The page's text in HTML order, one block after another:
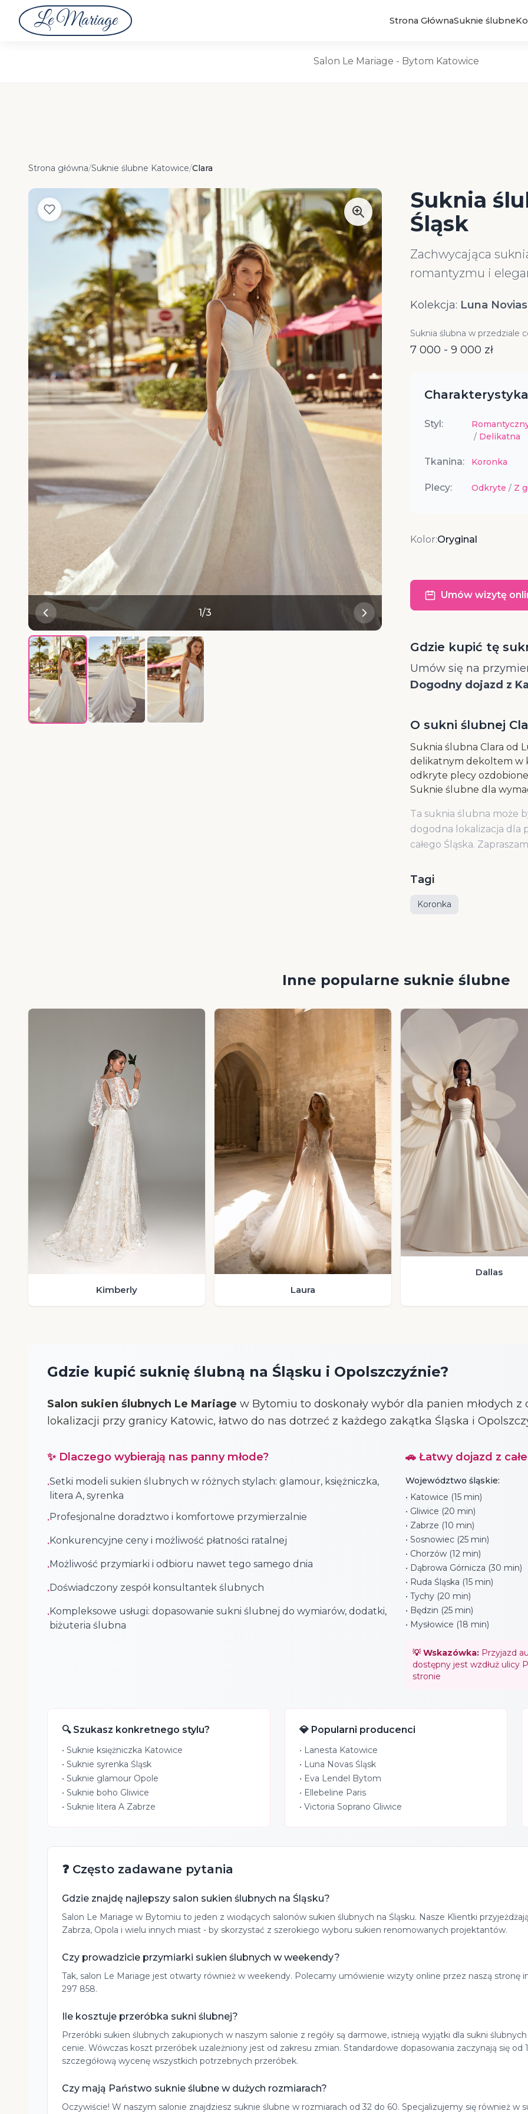
Le Mariage Strona GłównaSuknie ślubne
Suknie Ślubne
Salon Le Mariage - Bytom Katowice
Strona główna/Suknie ślubne Katowice/Clara
1/3
Suknia
Śląsk
Zachwycająca
romantyzmu i
Kolekcja: Luna Novias
Suknia ślubna w przedziale
7 000 - 9 000 zł
Styl:
/ Delikatna
Tkanina: Koronka
Plecy: Odkryte / Z
Kolor:Oryginal
Umów wizytę
Gdzie kupić tę
Umów się na
Dogodny dojazd z
O sukni ślubnej
Suknia ślubna Clara od
delikatnym dekoltem w
odkryte plecy
Suknie ślubne dla
Ta suknia ślubna może
dogodna lokalizacja dla
całego Śląska.
Tagi
Koronka
Inne popularne suknie ślubne
Kimberly Laura
Dallas
Gdzie kupić suknię ślubną na Śląsku i Opolszczyźnie?
Salon sukien ślubnych Le Mariage w Bytomiu to doskonały wybór dla panien młodych z
lokalizacji przy granicy Katowic, łatwo do nas dotrzeć z każdego zakątka Śląska i
✨ Dlaczego wybierają nas panny młode?
•Setki modeli sukien ślubnych w różnych stylach: glamour, księżniczka,
litera A, syrenka
•Profesjonalne doradztwo i komfortowe przymierzalnie
•Konkurencyjne ceny i możliwość płatności ratalnej
•Możliwość przymiarki i odbioru nawet tego samego dnia
•Doświadczony zespół konsultantek ślubnych
•Kompleksowe usługi: dopasowanie sukni ślubnej do wymiarów, dodatki,
biżuteria ślubna
🚗 Łatwy dojazd z
Województwo śląskie:
• Katowice (15 min)
• Gliwice (20 min)
• Zabrze (10 min)
• Sosnowiec (25 min)
• Chorzów (12 min)
• Dąbrowa Górnicza (30 min)
• Ruda Śląska (15 min)
• Tychy (20 min)
• Będzin (25 min)
• Mysłowice (18 min)
💡 Wskazówka: Przyjazd
dostępny jest wzdłuż ulicy
stronie
🔍 Szukasz konkretnego stylu?
• Suknie księżniczka Katowice
• Suknie syrenka Śląsk
• Suknie glamour Opole
• Suknie boho Gliwice
• Suknie litera A Zabrze
💎 Popularni producenci
• Lanesta Katowice
• Luna Novas Śląsk
• Eva Lendel Bytom
• Ellebeline Paris
• Victoria Soprano Gliwice
❓ Często zadawane pytania
Gdzie znajdę najlepszy salon sukien ślubnych na Śląsku?
Salon Le Mariage w Bytomiu to jeden z wiodących salonów sukien ślubnych na Śląsku. Nasze Klientki
Zabrza, Opola i wielu innych miast - by skorzystać z szerokiego wyboru sukien renomowanych projektantów.
Czy prowadzicie przymiarki sukien ślubnych w weekendy?
Tak, salon Le Mariage jest otwarty również w weekendy. Polecamy umówienie wizyty online przez naszą
297 858.
Ile kosztuje przeróbka sukni ślubnej?
Przeróbki sukien ślubnych zakupionych w naszym salonie z regóły są darmowe, istnieją wyjątki dla sukni
cenie. Wówczas koszt przeróbek uzależniony jest od zakresu zmian. Standardowe dopasowania zaczynają się od
szczegółową wycenę wszystkich potrzebnych przeróbek.
Czy mają Państwo suknie ślubne w dużych rozmiarach?
Oczywiście! W naszym salonie znajdziesz suknie ślubne w rozmiarach od 32 do 60. Specjalizujemy się również w